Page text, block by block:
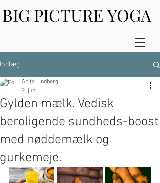
BIG PICTURE YOGA
BIG PICTURE YOGA
Indlæg
Gylden mælk. Vedisk
beroligende sundheds-boost
med nøddemælk og
gurkemeje.
Anita Lindberg
2. jun.